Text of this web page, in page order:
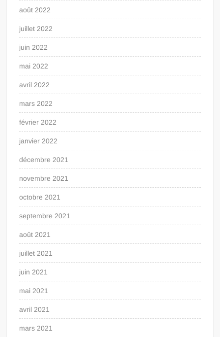
août 2022
juillet 2022
juin 2022
mai 2022
avril 2022
mars 2022
février 2022
janvier 2022
décembre 2021
novembre 2021
octobre 2021
septembre 2021
août 2021
juillet 2021
juin 2021
mai 2021
avril 2021
mars 2021